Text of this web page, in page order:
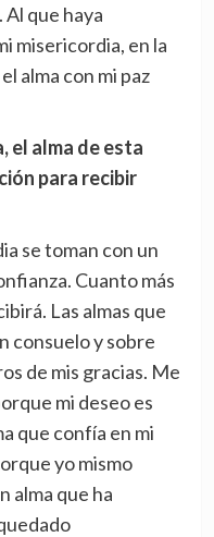
que haya
misericordia, en la
alma con mi paz
el alma de esta
para recibir
se toman con un
Cuanto más
Las almas que
consuelo y sobre
de mis gracias. Me
mi deseo es
que confía en mi
yo mismo
alma que ha